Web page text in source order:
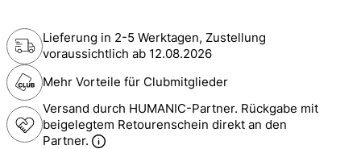
Lieferung in 2-5 Werktagen, Zustellung
voraussichtlich ab 12.08.2026
Mehr Vorteile für Clubmitglieder
Versand durch HUMANIC-Partner. Rückgabe mit
beigelegtem Retourenschein direkt an den
Partner.